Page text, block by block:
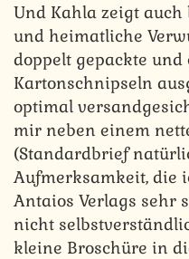
Und Kahla zeigt
und heimatliche
doppelt gepackte
Kartonschnipseln
optimal
mir neben einem
(Standardbrief
Aufmerksamkeit, die
Antaios Verlags sehr
nicht
kleine Broschüre in